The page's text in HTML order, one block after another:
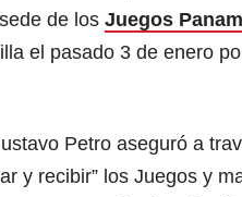
de los Juegos
el pasado 3 de enero
Petro aseguró a
y recibir” los Juegos y